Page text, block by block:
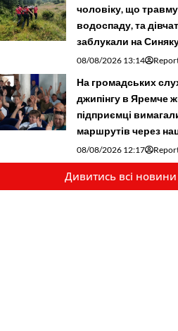
чоловіку, що
водоспаду, та
заблукали на
08/08/2026 13:14
На громадських
джипінгу в Яремче
підприємці
маршрутів через
08/08/2026 12:17
Дивитись всі новини